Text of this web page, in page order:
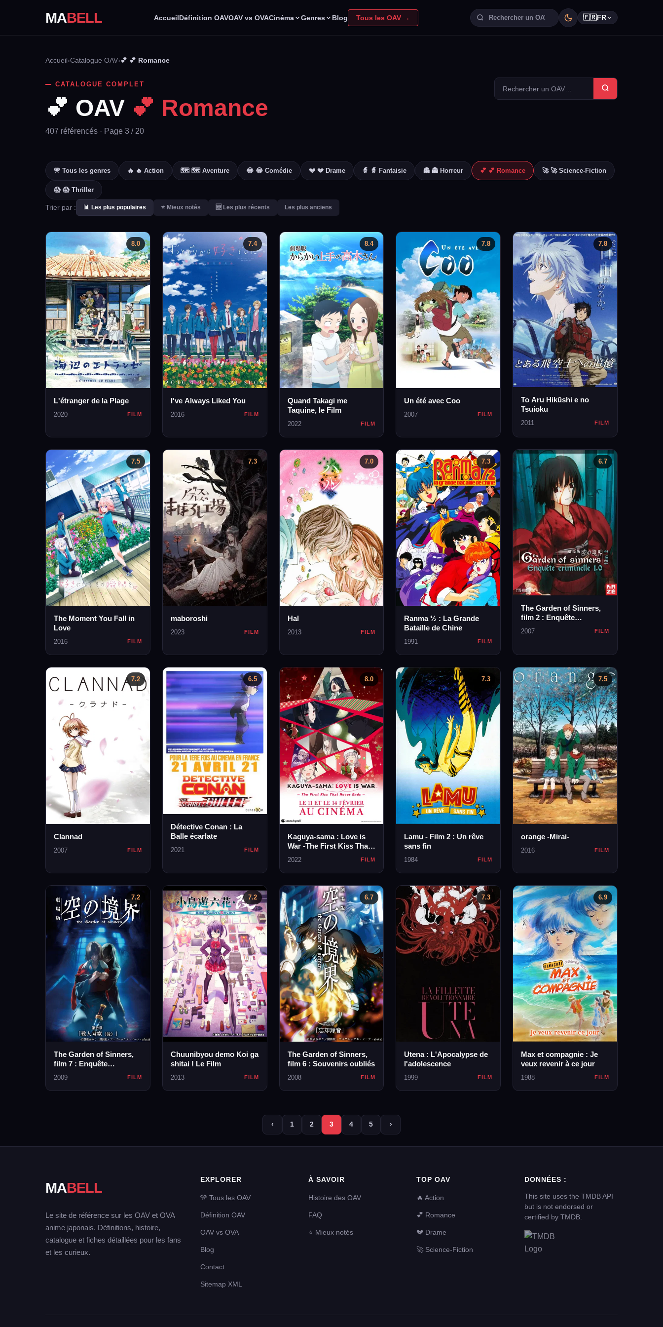
MABELL AccueilDéfinition OAVOAV vs OVACinéma Genres Blog Tous les OAV → 🇫🇷 FR
Accueil ›Catalogue OAV›💕 💕 Romance
CATALOGUE COMPLET
💕 OAV 💕 Romance
407 référencés · Page 3 / 20
🎌 Tous les genres 🔥 🔥 Action 🗺️ 🗺️ Aventure 😂 😂 Comédie 💔 💔 Drame 🧙 🧙 Fantaisie 👻 👻 Horreur 💕 💕 Romance 🚀 🚀 Science-Fiction
😱 😱 Thriller
Trier par : 📊 Les plus populaires ⭐ Mieux notés 🆕 Les plus récents Les plus anciens
8.0
L'étranger de la Plage
2020 FILM
7.4
I've Always Liked You
2016 FILM
8.4
Quand Takagi me
Taquine, le Film
2022 FILM
7.8
Un été avec Coo
2007 FILM
7.8
To Aru Hikūshi e no
Tsuioku
2011 FILM
7.5
The Moment You Fall in
Love
2016 FILM
7.3
maboroshi
2023 FILM
7.0
Hal
2013 FILM
7.3
Ranma ½ : La Grande
Bataille de Chine
1991 FILM
6.7
The Garden of Sinners,
film 2 : Enquête
criminelle 1.0
2007 FILM
7.2
Clannad
2007 FILM
6.5
Détective Conan : La
Balle écarlate
2021 FILM
8.0
Kaguya-sama : Love is
War -The First Kiss That
Never Ends-
2022 FILM
7.3
Lamu - Film 2 : Un rêve
sans fin
1984 FILM
7.5
orange -Mirai-
2016 FILM
7.2
The Garden of Sinners,
film 7 : Enquête
criminelle 2.0
2009 FILM
7.2
Chuunibyou demo Koi ga
shitai ! Le Film
2013 FILM
6.7
The Garden of Sinners,
film 6 : Souvenirs oubliés
2008 FILM
7.3
Utena : L'Apocalypse de
l'adolescence
1999 FILM
6.9
Max et compagnie : Je
veux revenir à ce jour
1988 FILM
‹ 1 2 3 4 5 ›
MABELL
Le site de référence sur les OAV et OVA
anime japonais. Définitions, histoire,
catalogue et fiches détaillées pour les fans
et les curieux.
EXPLORER
🎌 Tous les OAV
Définition OAV
OAV vs OVA
Blog
Contact
Sitemap XML
À SAVOIR
Histoire des OAV
FAQ
⭐ Mieux notés
TOP OAV
🔥 Action
💕 Romance
💔 Drame
🚀 Science-Fiction
DONNÉES :
This site uses the TMDB API
but is not endorsed or
certified by TMDB.